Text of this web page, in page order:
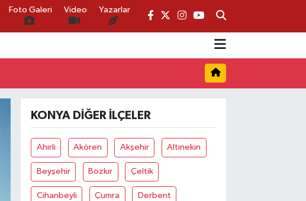
Foto Galeri Video Yazarlar
KONYA DIĞER İLÇELER
Ahırlı Akören Akşehir Altınekin
Beyşehir Bozkır Çeltik
Cihanbeyli Çumra Derbent